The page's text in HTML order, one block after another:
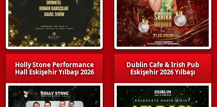
Holly Stone Performance
Hall Eskişehir Yılbaşı 2026
Dublin Cafe & Irish Pub
Eskişehir 2026 Yılbaşı